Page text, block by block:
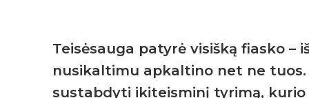
Teisėsauga patyrė visišką fiasko –
nusikaltimu apkaltino net ne
sustabdyti ikiteisminį tyrimą, kurio